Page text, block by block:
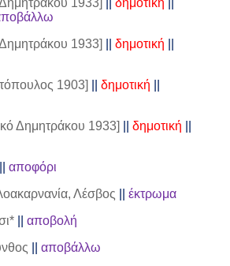
1933]
δημοτική
1903]
δημοτική
Δημητράκου 1933]
δημοτική
αποφόρι
Λέσβος
έκτρωμα
|| αποβολή
αποβάλλω